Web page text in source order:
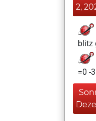
2,
blitz
=0 -